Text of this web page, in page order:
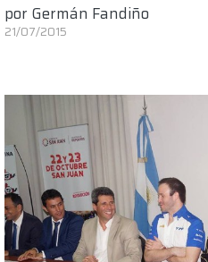
por Germán Fandiño
21/07/2015